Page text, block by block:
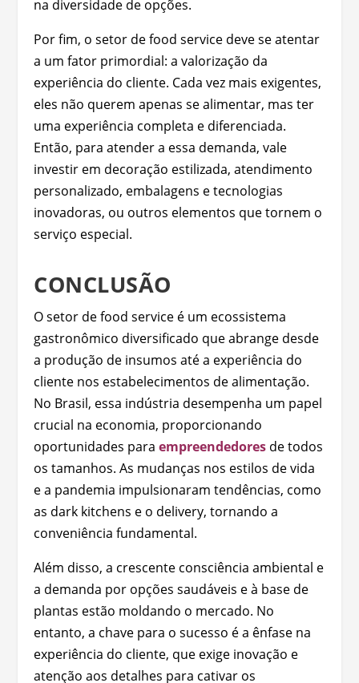
na diversidade de opções.
Por fim, o setor de food service deve se atentar
a um fator primordial: a valorização da
experiência do cliente. Cada vez mais exigentes,
eles não querem apenas se alimentar, mas ter
uma experiência completa e diferenciada.
Então, para atender a essa demanda, vale
investir em decoração estilizada, atendimento
personalizado, embalagens e tecnologias
inovadoras, ou outros elementos que tornem o
serviço especial.
CONCLUSÃO
O setor de food service é um ecossistema
gastronômico diversificado que abrange desde
a produção de insumos até a experiência do
cliente nos estabelecimentos de alimentação.
No Brasil, essa indústria desempenha um papel
crucial na economia, proporcionando
oportunidades paraempreendedores de todos
os tamanhos. As mudanças nos estilos de vida
e a pandemia impulsionaram tendências, como
as dark kitchens e o delivery, tornando a
conveniência fundamental.
Além disso, a crescente consciência ambiental e
a demanda por opções saudáveis e à base de
plantas estão moldando o mercado. No
entanto, a chave para o sucesso é a ênfase na
experiência do cliente, que exige inovação e
atenção aos detalhes para cativar os